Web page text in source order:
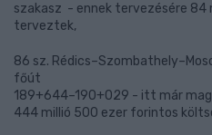
szakasz - ennek tervezésére
terveztek,
86 sz.
főút
189+644–190+029 - itt már
444 millió 500 ezer forintos